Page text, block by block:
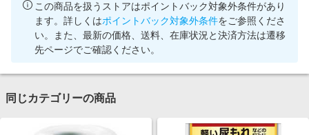
この商品を扱うストアはポイントバック対象外条件があり
ます。詳しくはポイントバック対象外条件をご参照くださ
い。また、最新の価格、送料、在庫状況と決済方法は遷移
先ページでご確認ください。
同じカテゴリーの商品